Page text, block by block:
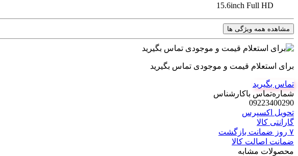
15.6inch Full HD
مشاهده همه ویژگی ها
برای استعلام قیمت و موجودی تماس بگیرید
تماس بگیرید
شماره‌تماس‌ با‌کارشناس
09223400290
تحویل اکسپرس
گارانتی کالا
۷ روز ضمانت بازگشت
ضمانت اصالت کالا
محصولات مشابه